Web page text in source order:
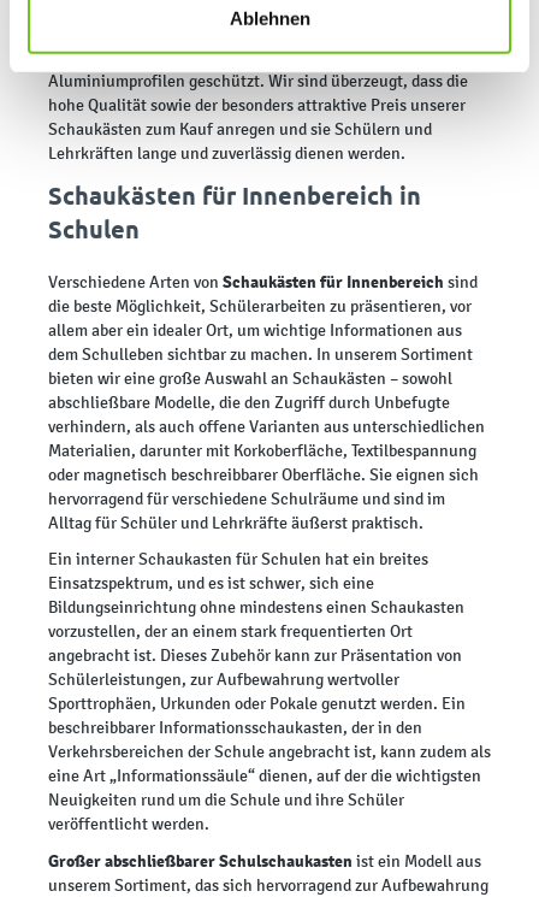
Ablehnen
Die Oberflächen der Schaukästen bestehen aus Kork, sind mit
gefertigt. Zusätzlich sind die Kanten mit stabilen
Aluminiumprofilen geschützt. Wir sind überzeugt, dass die
hohe Qualität sowie der besonders attraktive Preis unserer
Schaukästen zum Kauf anregen und sie Schülern und
Lehrkräften lange und zuverlässig dienen werden.
Schaukästen für Innenbereich in
Schulen
Verschiedene Arten von Schaukästen für Innenbereich sind
die beste Möglichkeit, Schülerarbeiten zu präsentieren, vor
allem aber ein idealer Ort, um wichtige Informationen aus
dem Schulleben sichtbar zu machen. In unserem Sortiment
bieten wir eine große Auswahl an Schaukästen – sowohl
abschließbare Modelle, die den Zugriff durch Unbefugte
verhindern, als auch offene Varianten aus unterschiedlichen
Materialien, darunter mit Korkoberfläche, Textilbespannung
oder magnetisch beschreibbarer Oberfläche. Sie eignen sich
hervorragend für verschiedene Schulräume und sind im
Alltag für Schüler und Lehrkräfte äußerst praktisch.
Ein interner Schaukasten für Schulen hat ein breites
Einsatzspektrum, und es ist schwer, sich eine
Bildungseinrichtung ohne mindestens einen Schaukasten
vorzustellen, der an einem stark frequentierten Ort
angebracht ist. Dieses Zubehör kann zur Präsentation von
Schülerleistungen, zur Aufbewahrung wertvoller
Sporttrophäen, Urkunden oder Pokale genutzt werden. Ein
beschreibbarer Informationsschaukasten, der in den
Verkehrsbereichen der Schule angebracht ist, kann zudem als
eine Art „Informationssäule“ dienen, auf der die wichtigsten
Neuigkeiten rund um die Schule und ihre Schüler
veröffentlicht werden.
Großer abschließbarer Schulschaukasten ist ein Modell aus
unserem Sortiment, das sich hervorragend zur Aufbewahrung